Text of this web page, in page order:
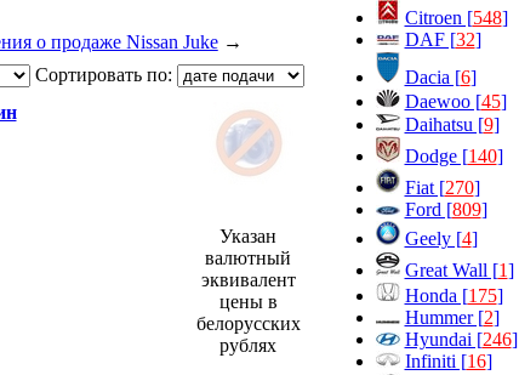
о продаже Nissan Juke→
Сортировать по:
Указан
валютный
эквивалент
цены в
белорусских
рублях
Citroen [548]
DAF [32]
Dacia [6]
Daewoo [45]
Daihatsu [9]
Dodge [140]
Fiat [270]
Ford [809]
Geely [4]
Great Wall [1]
Honda [175]
Hummer [2]
Hyundai [246]
Infiniti [16]